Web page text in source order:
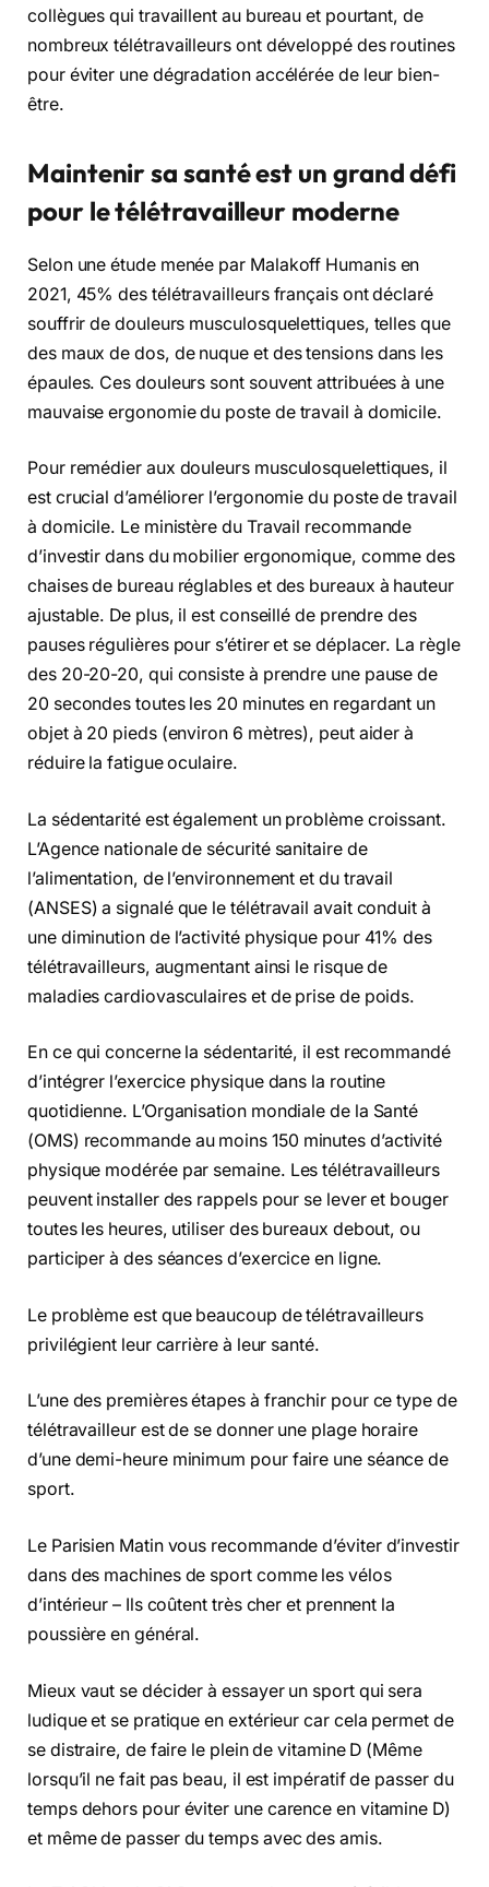
collègues qui travaillent au bureau et pourtant, de
nombreux télétravailleurs ont développé des routines
pour éviter une dégradation accélérée de leur bien-
être.
Maintenir sa santé est un grand défi
pour le télétravailleur moderne
Selon une étude menée par Malakoff Humanis en
2021, 45% des télétravailleurs français ont déclaré
souffrir de douleurs musculosquelettiques, telles que
des maux de dos, de nuque et des tensions dans les
épaules. Ces douleurs sont souvent attribuées à une
mauvaise ergonomie du poste de travail à domicile.
Pour remédier aux douleurs musculosquelettiques, il
est crucial d’améliorer l’ergonomie du poste de travail
à domicile. Le ministère du Travail recommande
d’investir dans du mobilier ergonomique, comme des
chaises de bureau réglables et des bureaux à hauteur
ajustable. De plus, il est conseillé de prendre des
pauses régulières pour s’étirer et se déplacer. La règle
des 20-20-20, qui consiste à prendre une pause de
20 secondes toutes les 20 minutes en regardant un
objet à 20 pieds (environ 6 mètres), peut aider à
réduire la fatigue oculaire.
La sédentarité est également un problème croissant.
L’Agence nationale de sécurité sanitaire de
l’alimentation, de l’environnement et du travail
(ANSES) a signalé que le télétravail avait conduit à
une diminution de l’activité physique pour 41% des
télétravailleurs, augmentant ainsi le risque de
maladies cardiovasculaires et de prise de poids.
En ce qui concerne la sédentarité, il est recommandé
d’intégrer l’exercice physique dans la routine
quotidienne. L’Organisation mondiale de la Santé
(OMS) recommande au moins 150 minutes d’activité
physique modérée par semaine. Les télétravailleurs
peuvent installer des rappels pour se lever et bouger
toutes les heures, utiliser des bureaux debout, ou
participer à des séances d’exercice en ligne.
Le problème est que beaucoup de télétravailleurs
privilégient leur carrière à leur santé.
L’une des premières étapes à franchir pour ce type de
télétravailleur est de se donner une plage horaire
d’une demi-heure minimum pour faire une séance de
sport.
Le Parisien Matin vous recommande d’éviter d’investir
dans des machines de sport comme les vélos
d’intérieur – Ils coûtent très cher et prennent la
poussière en général.
Mieux vaut se décider à essayer un sport qui sera
ludique et se pratique en extérieur car cela permet de
se distraire, de faire le plein de vitamine D (Même
lorsqu’il ne fait pas beau, il est impératif de passer du
temps dehors pour éviter une carence en vitamine D)
et même de passer du temps avec des amis.